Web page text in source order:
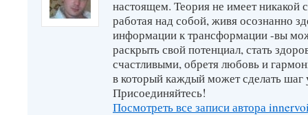
настоящем. Теория не имеет никакой
работая над собой, живя осознанно
информации к трансформации -вы
раскрыть свой потенциал, стать
счастливыми, обретя любовь и
в который каждый может сделать шаг
Присоединяйтесь!
Посмотреть все записи автора